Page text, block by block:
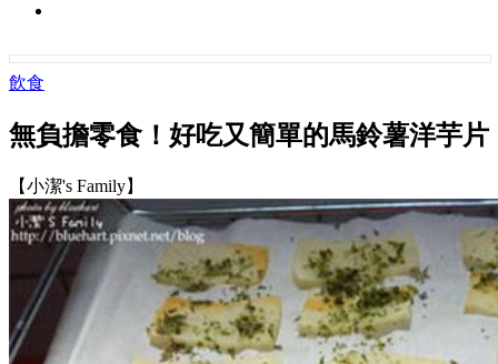
飲食
無負擔零食！好吃又簡單的馬鈴薯洋芋片
【小潔's Family】